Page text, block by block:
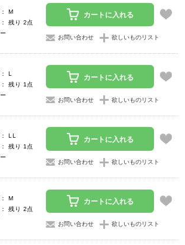
M
残り 2点
カートに入れる
お問い合わせ 欲しいものリスト
L
残り 1点
カートに入れる
お問い合わせ 欲しいものリスト
LL
残り 1点
カートに入れる
お問い合わせ 欲しいものリスト
M
残り 2点
カートに入れる
お問い合わせ 欲しいものリスト